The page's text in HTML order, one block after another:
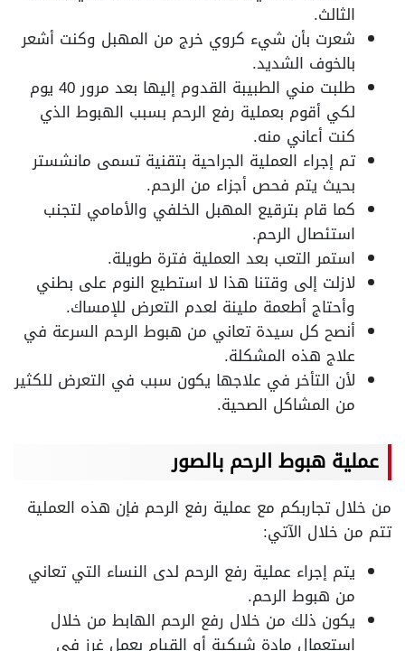
الثالث.
شعرت بأن شيء كروي خرج من المهبل وكنت أشعر
بالخوف الشديد.
طلبت مني الطبيبة القدوم إليها بعد مرور 40 يوم
لكي أقوم بعملية رفع الرحم بسبب الهبوط الذي
كنت أعاني منه.
تم إجراء العملية الجراحية بتقنية تسمى مانشستر
بحيث يتم فحص أجزاء من الرحم.
كما قام بترقيع المهبل الخلفي والأمامي لتجنب
استئصال الرحم.
استمر التعب بعد العملية فترة طويلة.
لازلت إلى وقتنا هذا لا استطيع النوم على بطني
وأحتاج أطعمة ملينة لعدم التعرض للإمساك.
أنصح كل سيدة تعاني من هبوط الرحم السرعة في
علاج هذه المشكلة.
لأن التأخر في علاجها يكون سبب في التعرض للكثير
من المشاكل الصحية.
عملية هبوط الرحم بالصور
من خلال تجاربكم مع عملية رفع الرحم فإن هذه العملية
تتم من خلال الآتي:
يتم إجراء عملية رفع الرحم لدى النساء التي تعاني
من هبوط الرحم.
يكون ذلك من خلال رفع الرحم الهابط من خلال
استعمال مادة شبكية أو القيام بعمل غرز في